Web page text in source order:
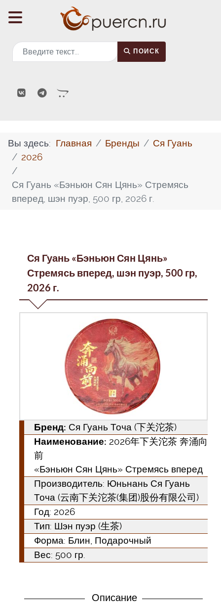
Поиск ПОИСК
Вы здесь: Главная Бренды
Ся Гуань
2026
Ся Гуань «Бэньюн Сян Цянь» Стремясь
вперед, шэн пуэр, 500 гр, 2026 г.
Ся Гуань «Бэньюн Сян Цянь»
Стремясь вперед, шэн пуэр, 500 гр,
2026 г.
Бренд: Ся Гуань Точа (下关沱茶)
Наименование: 2026年下关沱茶 奔涌向
前
«Бэньюн Сян Цянь» Стремясь вперед
Производитель: Юньнань Ся Гуань
Точа (云南下关沱茶(集团)股份有限公司)
Год: 2026
Тип: Шэн пуэр (生茶)
Форма: Блин, Подарочный
Вес: 500 гр.
Описание